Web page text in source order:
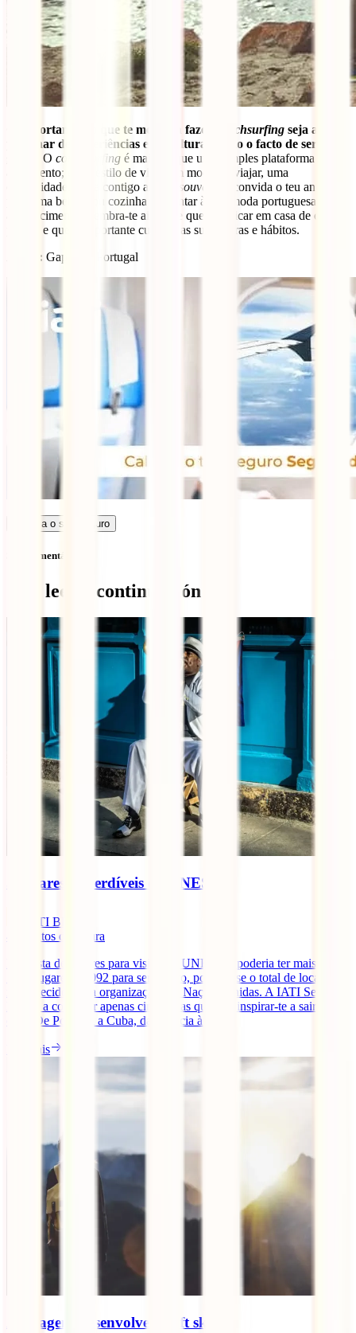
O importante é o que te motiva a fazer couchsurfing seja a
partilhar de experiências e de culturas e não o facto de ser
O couchsurfing é mais do que uma simples plataforma de
alojamento; é um estilo de vida, um modo de viajar, uma
comunidade. Leva contigo alguns
souvenirs
, convida o teu anfitrião
para uma bebida ou cozinha um jantar à boa moda portuguesa como
agradecimento. Lembra-te ainda de que vais ficar em casa de outra
pessoa e que é importante cumprir as suas regras e hábitos.
Autor: Gap Year Portugal
Calcula o seu seguro
Sem comentários
Qué leer a continuación
5 lugares imperdíveis da UNESCO
IATI Blog
minutos de leitura
Esta lista de lugares para visitar da UNESCO poderia ter mais de
1000 lugares – 1092 para ser exacto, pois é esse o total de locais
reconhecidos pela organização das Nações Unidas. A IATI Seguros
leva-te a conhecer apenas cinco, mas que vão inspirar-te a sair de
casa. De Portugal a Cuba, da Croácia à [...]
Ler mais
As viagens desenvolvem soft skills?